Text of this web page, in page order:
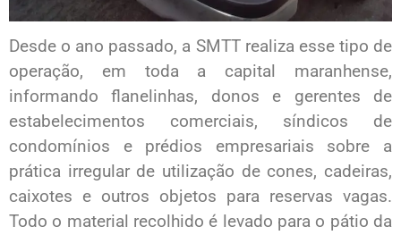
Desde o ano passado, a SMTT realiza esse tipo de
operação, em toda a capital maranhense,
informando flanelinhas, donos e gerentes de
estabelecimentos comerciais, síndicos de
condomínios e prédios empresariais sobre a
prática irregular de utilização de cones, cadeiras,
caixotes e outros objetos para reservas vagas.
Todo o material recolhido é levado para o pátio da